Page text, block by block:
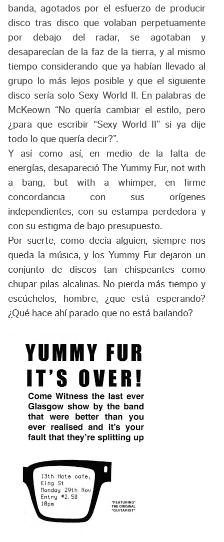
banda, agotados por el esfuerzo de producir
disco tras disco que volaban perpetuamente
por debajo del radar, se agotaban y
desaparecían de la faz de la tierra, y al mismo
tiempo considerando que ya habían llevado al
grupo lo más lejos posible y que el siguiente
disco sería solo Sexy World II . En palabras de
McKeown “No quería cambiar el estilo, pero
¿para que escribir “Sexy World II” si ya dije
todo lo que quería decir?”.
Y así como así, en medio de la falta de
energías, desapareció The Yummy Fur, not with
a bang, but with a whimper, en firme
concordancia con sus orígenes
independientes, con su estampa perdedora y
con su estigma de bajo presupuesto.
Por suerte, como decía alguien, siempre nos
queda la música, y los Yummy Fur dejaron un
conjunto de discos tan chispeantes como
chupar pilas alcalinas. No pierda más tiempo y
escúchelos, hombre, ¿que está esperando?
¿Qué hace ahí parado que no está bailando?